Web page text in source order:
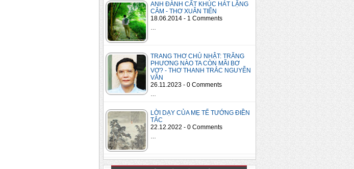
ANH ĐÀNH CẤT KHÚC HÁT LẶNG
CÂM - THƠ XUÂN TIẾN
18.06.2014 - 1 Comments
TRANG THƠ CHỦ NHẬT: TRĂNG
PHƯƠNG NÀO TA CÒN MÃI BƠ
VƠ? - THƠ THANH TRẮC NGUYỄN
VĂN
26.11.2023 - 0 Comments
LỜI DẠY CỦA MẸ TỂ TƯỚNG ĐIỀN
TẮC
22.12.2022 - 0 Comments